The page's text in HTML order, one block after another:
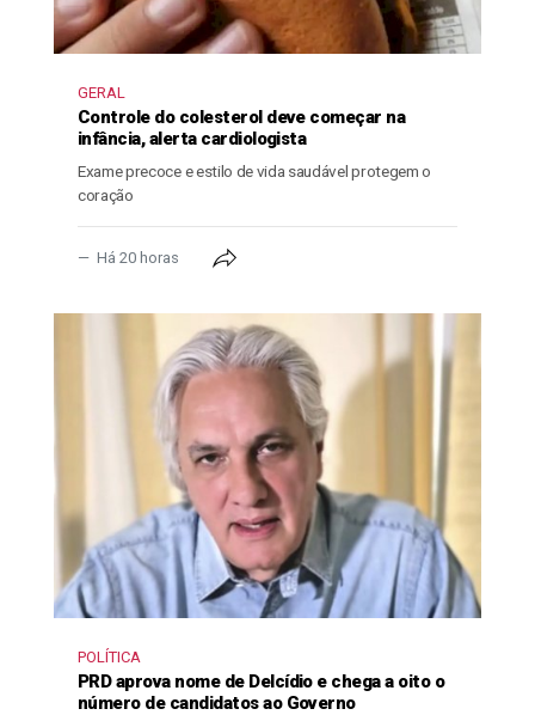
GERAL
Controle do colesterol deve começar na
infância, alerta cardiologista
Exame precoce e estilo de vida saudável protegem o
coração
Há 20 horas
POLÍTICA
PRD aprova nome de Delcídio e chega a oito o
número de candidatos ao Governo